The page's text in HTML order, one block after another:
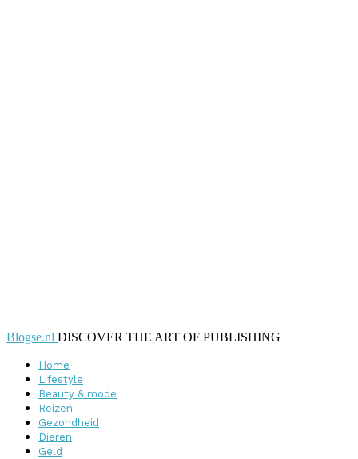
Blogse.nl DISCOVER THE ART OF PUBLISHING
Home
Lifestyle
Beauty & mode
Reizen
Gezondheid
Dieren
Geld